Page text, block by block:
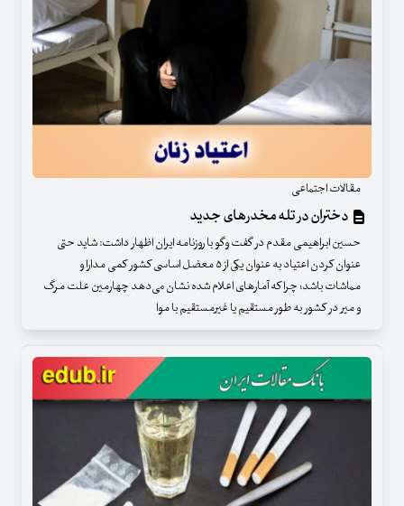
مقالات اجتماعی
دختران در تله مخدرهای جدید
حسین ابراهیمی مقدم در گفت وگو با روزنامه ایران اظهار داشت: شاید حتی
عنوان کردن اعتیاد به عنوان یکی از ۵ معضل اساسی کشور کمی مدارا و
مماشات باشد؛ چرا که آمارهای اعلام شده نشان می‌دهد چهارمین علت مرگ
و میر در کشور به طور مستقیم یا غیرمستقیم با موا